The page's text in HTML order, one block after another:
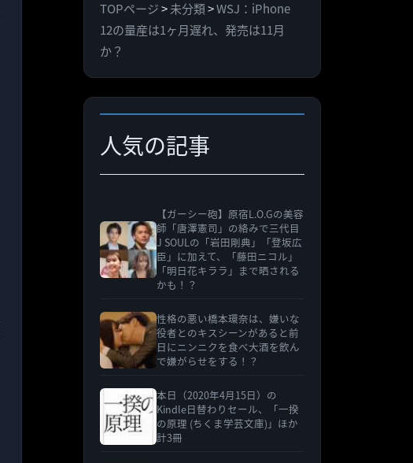
カ
テ
ゴ
リ
ー
TOPページ>未分類>WSJ：iPhone
12の量産は1ヶ月遅れ、発売は11月
か？
人気の記事
【ガーシー砲】原宿L.O.Gの美容
師「唐澤憲司」の絡みで三代目
J SOULの「岩田剛典」「登坂広
臣」に加えて、「藤田ニコル」
「明日花キララ」まで晒される
かも！？
性格の悪い橋本環奈は、嫌いな
役者とのキスシーンがあると前
日にニンニクを食べ大酒を飲ん
で嫌がらせをする！？
本日（2020年4月15日）の
Kindle日替わりセール、「一揆
の原理 (ちくま学芸文庫)」ほか
計3冊